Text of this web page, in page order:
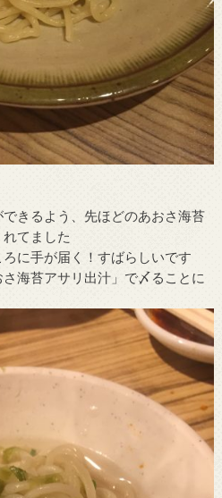
きるよう、先ほどのあおさ海苔
てました
に手が届く！すばらしいです
海苔アサリ出汁」で〆ることに